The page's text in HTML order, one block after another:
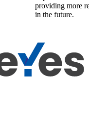
providing more
in the future.